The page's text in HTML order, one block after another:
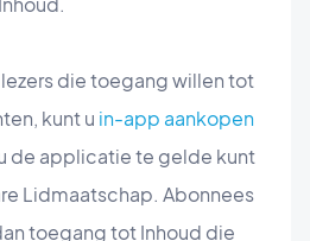
die toegang willen tot
kunt u in-app aankopen
de applicatie te gelde kunt
Lidmaatschap. Abonnees
toegang tot Inhoud die